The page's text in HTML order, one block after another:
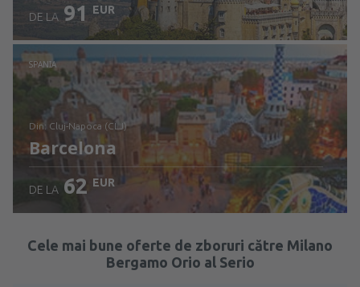
Verificați detaliile
DE LA 91 EUR
SPANIA
din: Cluj-Napoca (CLJ)
Barcelona
Verificați detaliile
DE LA 62 EUR
Cele mai bune oferte de zboruri către Milano
Bergamo Orio al Serio